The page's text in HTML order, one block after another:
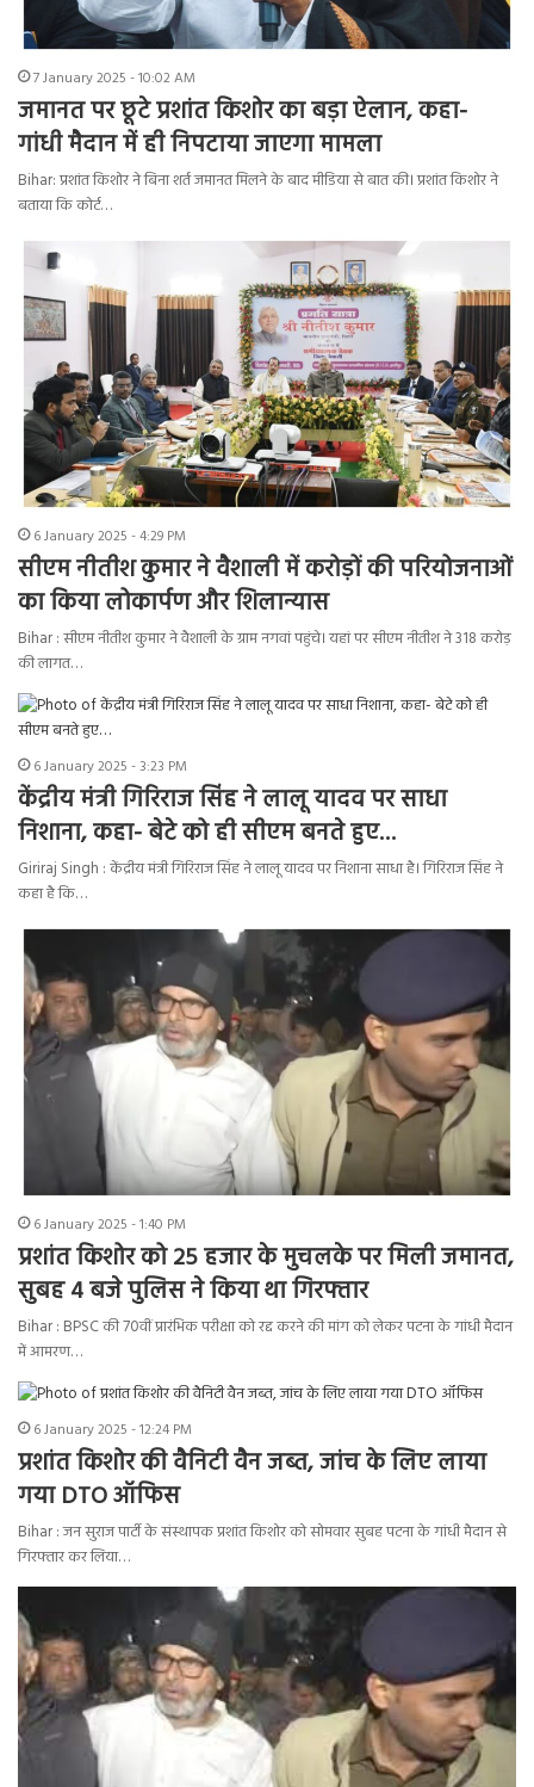
7 January 2025 - 10:02 AM
जमानत पर छूटे प्रशांत किशोर का बड़ा ऐलान, कहा-
गांधी मैदान में ही निपटाया जाएगा मामला
Bihar: प्रशांत किशोर ने बिना शर्त जमानत मिलने के बाद मीडिया से बात की। प्रशांत किशोर ने
बताया कि कोर्ट…
6 January 2025 - 4:29 PM
सीएम नीतीश कुमार ने वैशाली में करोड़ों की परियोजनाओं
का किया लोकार्पण और शिलान्यास
Bihar : सीएम नीतीश कुमार ने वैशाली के ग्राम नगवां पहुंचे। यहां पर सीएम नीतीश ने 318 करोड़
की लागत…
6 January 2025 - 3:23 PM
केंद्रीय मंत्री गिरिराज सिंह ने लालू यादव पर साधा
निशाना, कहा- बेटे को ही सीएम बनते हुए…
Giriraj Singh : केंद्रीय मंत्री गिरिराज सिंह ने लालू यादव पर निशाना साधा है। गिरिराज सिंह ने
कहा है कि…
6 January 2025 - 1:40 PM
प्रशांत किशोर को 25 हजार के मुचलके पर मिली जमानत,
सुबह 4 बजे पुलिस ने किया था गिरफ्तार
Bihar : BPSC की 70वीं प्रारंभिक परीक्षा को रद्द करने की मांग को लेकर पटना के गांधी मैदान
में आमरण…
6 January 2025 - 12:24 PM
प्रशांत किशोर की वैनिटी वैन जब्त, जांच के लिए लाया
गया DTO ऑफिस
Bihar : जन सुराज पार्टी के संस्थापक प्रशांत किशोर को सोमवार सुबह पटना के गांधी मैदान से
गिरफ्तार कर लिया…